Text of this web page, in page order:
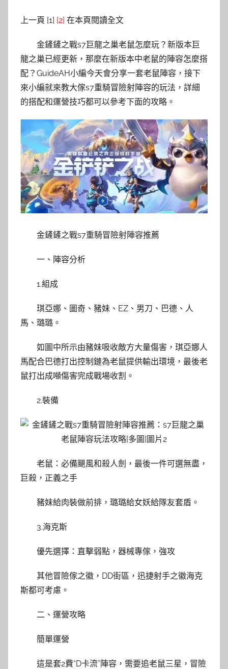
上一頁 [1] [2] 在本頁閱讀全文
金鏟鏟之戰s7巨龍之巢老鼠怎麼玩？新版本巨
龍之巢已經更新，那麼在新版本中老鼠的陣容怎麼搭
配？GuideAH小編今天會分享一套老鼠陣容，接下
來小編就來教大傢s7重騎冒險射陣容的玩法，詳細
的搭配和運營技巧都可以參考下面的攻略。
金鏟鏟之戰s7重騎冒險射陣容推薦
一、陣容分析
1.組成
琪亞娜、圖奇、豬妹、EZ、男刀、巴德、人
馬、璐璐。
如圖中所示由豬妹吸收敵方大量傷害，琪亞娜人
馬配合巴德打出控制鏈為老鼠提供輸出環境，最後老
鼠打出成噸傷害完成戰場收割。
2.裝備
老鼠：必備颶風和殺人劍，最後一件可選無盡，
巨殺，正義之手
豬妹給肉裝做前排，璐璐給女妖給隊友套盾。
3.海克斯
優先選擇：直擊弱點，器械專傢，強攻
其他冒險傢之徽，DD街區，迅捷射手之徽海克
斯都可考慮。
二、運營攻略
簡單運營
這是套2費“D卡流”陣容，需要追老鼠三星，冒險